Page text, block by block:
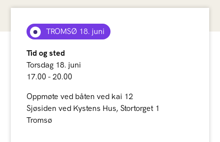
TROMSØ 18. juni
Tid og sted
Torsdag 18. juni
17.00 - 20.00
Oppmøte ved båten ved kai 12
Sjøsiden ved Kystens Hus, Stortorget 1
Tromsø